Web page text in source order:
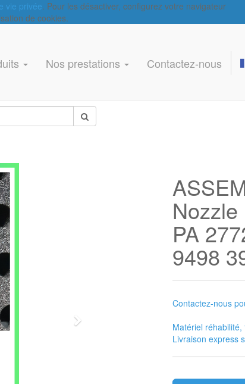
vie privée. Pour les désactiver, configurez votre navigateur
de cookies.
Nos prestations Contactez-nous
Suivant
PA
9498
Contactez-nous
Matériel
Livraison express